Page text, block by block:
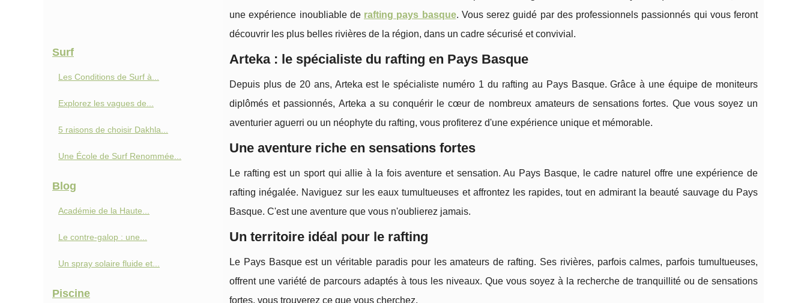
une expérience inoubliable de rafting pays basque. Vous serez guidé par des professionnels passionnés qui vous feront
découvrir les plus belles rivières de la région, dans un cadre sécurisé et convivial.
Arteka : le spécialiste du rafting en Pays Basque
Depuis plus de 20 ans, Arteka est le spécialiste numéro 1 du rafting au Pays Basque. Grâce à une équipe de moniteurs
diplômés et passionnés, Arteka a su conquérir le cœur de nombreux amateurs de sensations fortes. Que vous soyez un
aventurier aguerri ou un néophyte du rafting, vous profiterez d'une expérience unique et mémorable.
Une aventure riche en sensations fortes
Le rafting est un sport qui allie à la fois aventure et sensation. Au Pays Basque, le cadre naturel offre une expérience de
rafting inégalée. Naviguez sur les eaux tumultueuses et affrontez les rapides, tout en admirant la beauté sauvage du Pays
Basque. C'est une aventure que vous n'oublierez jamais.
Un territoire idéal pour le rafting
Le Pays Basque est un véritable paradis pour les amateurs de rafting. Ses rivières, parfois calmes, parfois tumultueuses,
offrent une variété de parcours adaptés à tous les niveaux. Que vous soyez à la recherche de tranquillité ou de sensations
fortes, vous trouverez ce que vous cherchez.
Surf
Les Conditions de Surf à...
Explorez les vagues de...
5 raisons de choisir Dakhla...
Une École de Surf Renommée...
Blog
Académie de la Haute...
Le contre-galop : une...
Un spray solaire fluide et...
Piscine